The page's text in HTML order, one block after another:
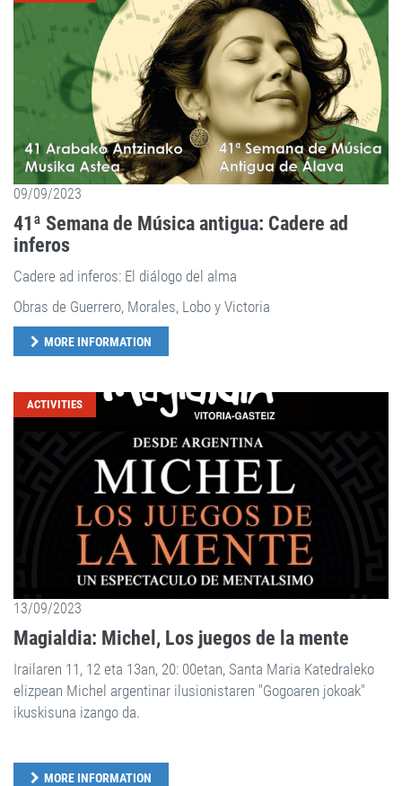
09/09/2023
41ª Semana de Música antigua: Cadere ad
inferos
Cadere ad inferos: El diálogo del alma
Obras de Guerrero, Morales, Lobo y Victoria
MORE INFORMATION
ACTIVITIES
13/09/2023
Magialdia: Michel, Los juegos de la mente
Irailaren 11, 12 eta 13an, 20: 00etan, Santa Maria Katedraleko
elizpean Michel argentinar ilusionistaren "Gogoaren jokoak"
ikuskisuna izango da.
MORE INFORMATION